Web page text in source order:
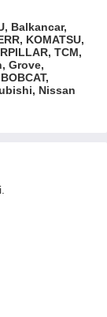
Balkancar,
KOMATSU,
TCM,
Grove,
Nissan